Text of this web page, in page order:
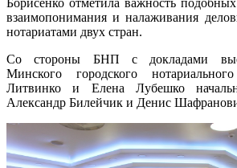
Борисенко отметила важность
взаимопонимания и налаживания
нотариатами двух стран.
Со стороны БНП с докладами
Минского городского
Литвинко и Елена Лубешко
Александр Билейчик и Денис